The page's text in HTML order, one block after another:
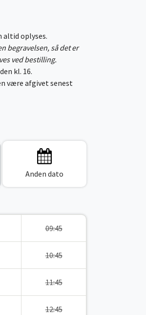
altid oplyses.
begravelsen, så det er
ved bestilling.
kl. 16.
være afgivet senest
Anden dato
09:45
10:45
11:45
12:45